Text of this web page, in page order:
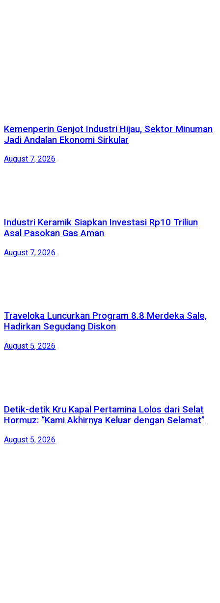
Kemenperin Genjot Industri Hijau, Sektor Minuman
Jadi Andalan Ekonomi Sirkular
August 7, 2026
Industri Keramik Siapkan Investasi Rp10 Triliun
Asal Pasokan Gas Aman
August 7, 2026
Traveloka Luncurkan Program 8.8 Merdeka Sale,
Hadirkan Segudang Diskon
August 5, 2026
Detik-detik Kru Kapal Pertamina Lolos dari Selat
Hormuz: “Kami Akhirnya Keluar dengan Selamat”
August 5, 2026